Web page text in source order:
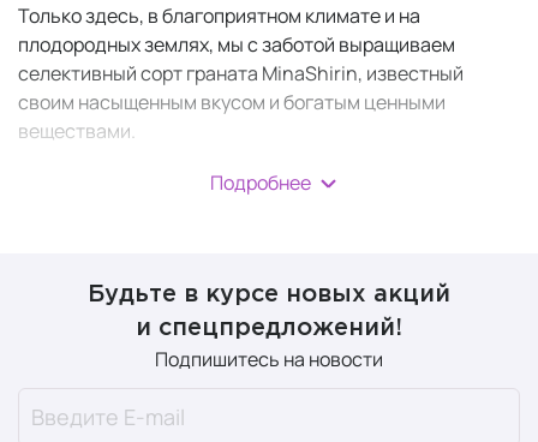
Только здесь, в благоприятном климате и на
плодородных землях, мы с заботой выращиваем
селективный сорт граната MinaShirin, известный
своим насыщенным вкусом и богатым ценными
веществами.
Для создания концентрата мы вручную отбираем
лучшие плоды и используем холодный отжим, чтобы
Каждый шот — это результат бережного производства,
поддерживающий иммунитет, дающий заряд
природной энергии и надежную защиту от ежедневных
Подробнее
Будьте в курсе новых акций
и спецпредложений!
Подпишитесь на новости